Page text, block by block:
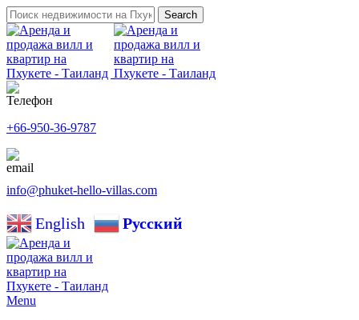
Search
+66-950-36-9787
info@phuket-hello-villas.com
English Русский
Menu